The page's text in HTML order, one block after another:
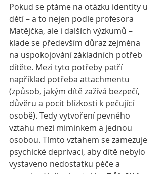
Pokud se ptáme na otázku identity u
dětí – a to nejen podle profesora
Matějčka, ale i dalších výzkumů –
klade se především důraz zejména
na uspokojování základních potřeb
dítěte. Mezi tyto potřeby patří
například potřeba attachmentu
(způsob, jakým dítě zažívá bezpečí,
důvěru a pocit blízkosti k pečující
osobě). Tedy vytvoření pevného
vztahu mezi miminkem a jednou
osobou. Tímto vztahem se zamezuje
psychické deprivaci, aby dítě nebylo
vystaveno nedostatku péče a